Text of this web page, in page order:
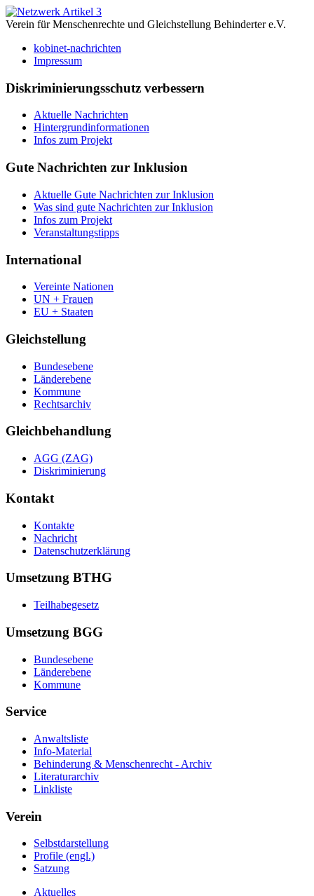
Verein für Menschenrechte und Gleichstellung Behinderter e.V.
kobinet-nachrichten
Impressum
Diskriminierungsschutz verbessern
Aktuelle Nachrichten
Hintergrundinformationen
Infos zum Projekt
Gute Nachrichten zur Inklusion
Aktuelle Gute Nachrichten zur Inklusion
Was sind gute Nachrichten zur Inklusion
Infos zum Projekt
Veranstaltungstipps
International
Vereinte Nationen
UN + Frauen
EU + Staaten
Gleichstellung
Bundesebene
Länderebene
Kommune
Rechtsarchiv
Gleichbehandlung
AGG (ZAG)
Diskriminierung
Kontakt
Kontakte
Nachricht
Datenschutzerklärung
Umsetzung BTHG
Teilhabegesetz
Umsetzung BGG
Bundesebene
Länderebene
Kommune
Service
Anwaltsliste
Info-Material
Behinderung & Menschenrecht - Archiv
Literaturarchiv
Linkliste
Verein
Selbstdarstellung
Profile (engl.)
Satzung
Aktuelles